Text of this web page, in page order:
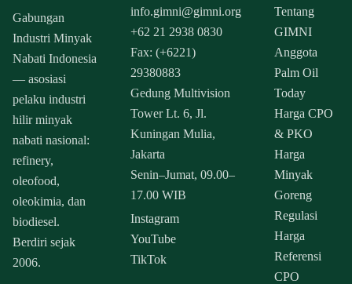
Gabungan
Industri Minyak
Nabati Indonesia
— asosiasi
pelaku industri
hilir minyak
nabati nasional:
refinery,
oleofood,
oleokimia, dan
biodiesel.
Berdiri sejak
2006.
info.gimni@gimni.org
+62 21 2938 0830
Fax: (+6221)
29380883
Gedung Multivision
Tower Lt. 6, Jl.
Kuningan Mulia,
Jakarta
Senin–Jumat, 09.00–
17.00 WIB
Instagram
YouTube
TikTok
Tentang
GIMNI
Anggota
Palm Oil
Today
Harga CPO
& PKO
Harga
Minyak
Goreng
Regulasi
Harga
Referensi
CPO